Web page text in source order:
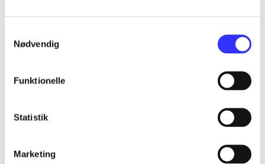
Nødvendig
Funktionelle
Statistik
Marketing